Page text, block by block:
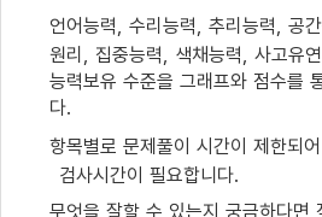
언어능력, 수리능력, 추리능력, 공
원리 , 집중능력, 색채능력, 사고유
능력보유 수준을 그래프와 점수를
다.
항목별로 문제풀이 시간이 제한되
검사시간이 필요합니다.
무엇을 잘할 수 있는지 궁금하다면